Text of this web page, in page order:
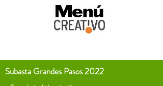
Subasta Grandes Pasos 2022